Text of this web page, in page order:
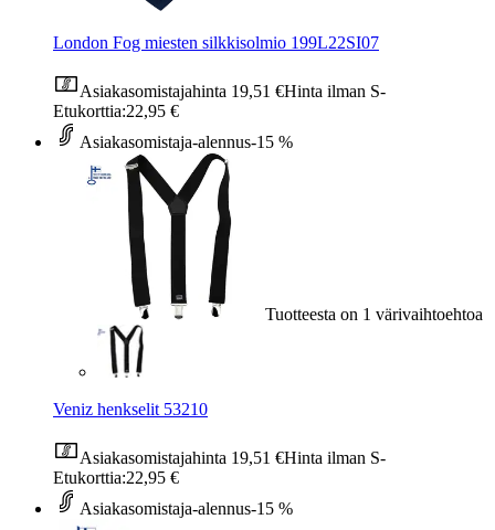
London Fog miesten silkkisolmio 199L22SI07
Asiakasomistajahinta 19,51 €Hinta ilman S-
Etukorttia:22,95 €
Asiakasomistaja-alennus-15 %
Tuotteesta on 1 värivaihtoehtoa
Veniz henkselit 53210
Asiakasomistajahinta 19,51 €Hinta ilman S-
Etukorttia:22,95 €
Asiakasomistaja-alennus-15 %